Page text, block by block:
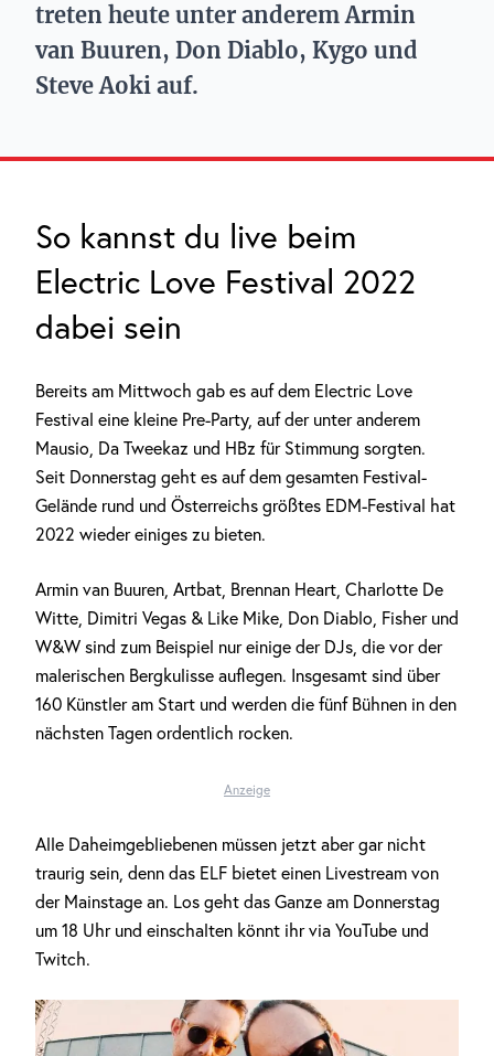
treten heute unter anderem Armin
van Buuren, Don Diablo, Kygo und
Steve Aoki auf.
So kannst du live beim
Electric Love Festival 2022
dabei sein
Bereits am Mittwoch gab es auf dem Electric Love
Festival eine kleine Pre-Party, auf der unter anderem
Mausio, Da Tweekaz und HBz für Stimmung sorgten.
Seit Donnerstag geht es auf dem gesamten Festival-
Gelände rund und Österreichs größtes EDM-Festival hat
2022 wieder einiges zu bieten.
Armin van Buuren, Artbat, Brennan Heart, Charlotte De
Witte, Dimitri Vegas & Like Mike, Don Diablo, Fisher und
W&W sind zum Beispiel nur einige der DJs, die vor der
malerischen Bergkulisse auflegen. Insgesamt sind über
160 Künstler am Start und werden die fünf Bühnen in den
nächsten Tagen ordentlich rocken.
Anzeige
Alle Daheimgebliebenen müssen jetzt aber gar nicht
traurig sein, denn das ELF bietet einen Livestream von
der Mainstage an. Los geht das Ganze am Donnerstag
um 18 Uhr und einschalten könnt ihr via YouTube und
Twitch.